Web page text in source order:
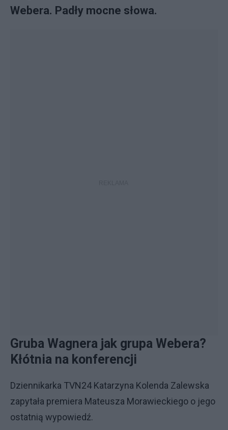
Webera. Padły mocne słowa.
Gruba Wagnera jak grupa Webera?
Kłótnia na konferencji
Dziennikarka TVN24 Katarzyna Kolenda Zalewska
zapytała premiera Mateusza Morawieckiego o jego
ostatnią wypowiedź.